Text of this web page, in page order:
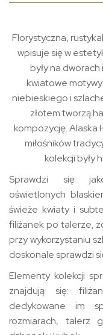
Florystyczna,
wpisuje się w
były na
kwiatowe
niebieskiego i
złotem tworzą
kompozycję. Alaska
miłośników
kolekcji były
Sprawdzi się
oświetlonych
świeże kwiaty i
filiżanek po talerze,
przy wykorzystaniu
doskonale sprawdzi
Elementy kolekcji
znajdują się:
dedykowane im
rozmiarach, talerz